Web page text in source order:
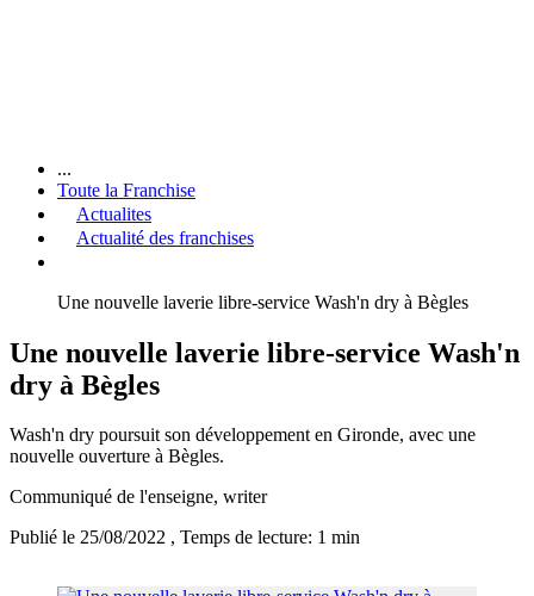
...
Toute la Franchise
Actualites
Actualité des franchises
Une nouvelle laverie libre-service Wash'n dry à Bègles
Une nouvelle laverie libre-service Wash'n
dry à Bègles
Wash'n dry poursuit son développement en Gironde, avec une
nouvelle ouverture à Bègles.
Communiqué de l'enseigne, writer
Publié le 25/08/2022 , Temps de lecture: 1 min